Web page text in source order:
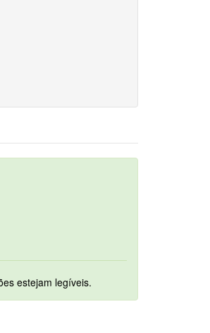
que as informações estejam legíveis.